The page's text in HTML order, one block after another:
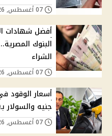
الشراء
جنيه والسولار بـ20.50 جنيه